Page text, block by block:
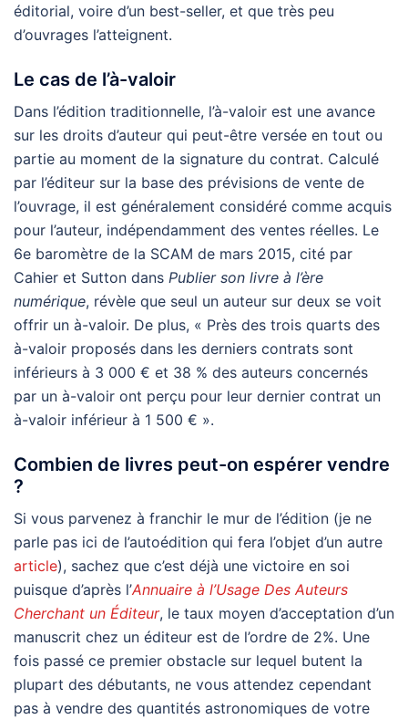
éditorial, voire d’un best-seller, et que très peu
d’ouvrages l’atteignent.
Le cas de l’à-valoir
Dans l’édition traditionnelle, l’à-valoir est une avance
sur les droits d’auteur qui peut-être versée en tout ou
partie au moment de la signature du contrat. Calculé
par l’éditeur sur la base des prévisions de vente de
l’ouvrage, il est généralement considéré comme acquis
pour l’auteur, indépendamment des ventes réelles. Le
6e baromètre de la SCAM de mars 2015, cité par
Cahier et Sutton dans Publier son livre à l’ère
numérique, révèle que seul un auteur sur deux se voit
offrir un à-valoir. De plus, « Près des trois quarts des
à-valoir proposés dans les derniers contrats sont
inférieurs à 3 000 € et 38 % des auteurs concernés
par un à-valoir ont perçu pour leur dernier contrat un
à-valoir inférieur à 1 500 € ».
Combien de livres peut-on espérer vendre
?
Si vous parvenez à franchir le mur de l’édition (je ne
parle pas ici de l’autoédition qui fera l’objet d’un autre
article), sachez que c’est déjà une victoire en soi
puisque d’après l’Annuaire à l’Usage Des Auteurs
Cherchant un Éditeur, le taux moyen d’acceptation d’un
manuscrit chez un éditeur est de l’ordre de 2%. Une
fois passé ce premier obstacle sur lequel butent la
plupart des débutants, ne vous attendez cependant
pas à vendre des quantités astronomiques de votre